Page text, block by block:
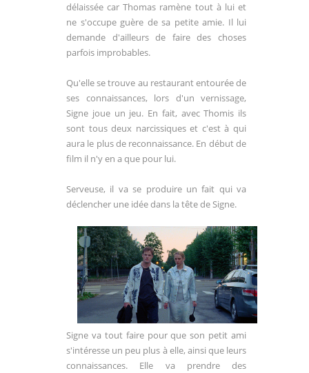
délaissée car Thomas ramène tout à lui et
ne s'occupe guère de sa petite amie. Il lui
demande d'ailleurs de faire des choses
parfois improbables.
Qu'elle se trouve au restaurant entourée de
ses connaissances, lors d'un vernissage,
Signe joue un jeu. En fait, avec Thomis ils
sont tous deux narcissiques et c'est à qui
aura le plus de reconnaissance. En début de
film il n'y en a que pour lui.
Serveuse, il va se produire un fait qui va
déclencher une idée dans la tête de Signe.
Signe va tout faire pour que son petit ami
s'intéresse un peu plus à elle, ainsi que leurs
connaissances. Elle va prendre des